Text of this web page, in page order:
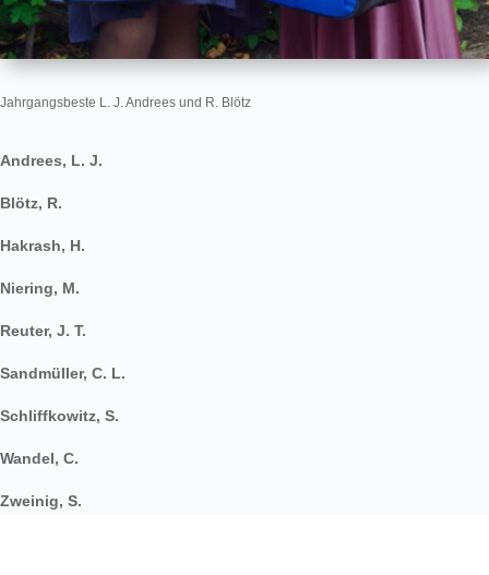
Jahrgangsbeste L. J. Andrees und R. Blötz
Andrees, L. J.
Blötz, R.
Hakrash, H.
Niering, M.
Reuter, J. T.
Sandmüller, C. L.
Schliffkowitz, S.
Wandel, C.
Zweinig, S.